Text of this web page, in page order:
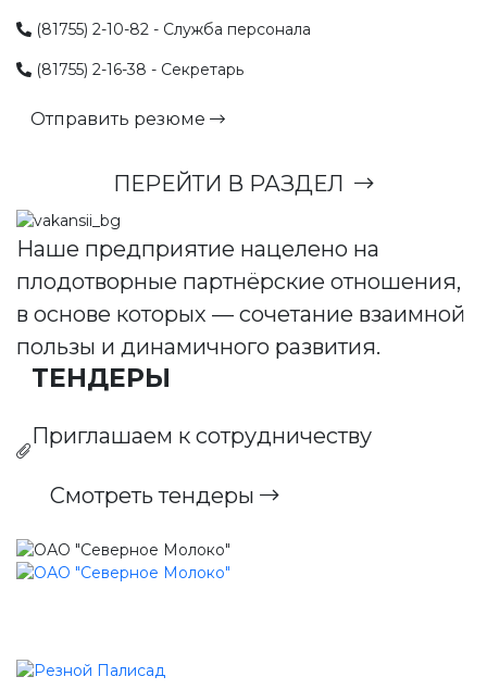
(81755) 2-10-82 - Служба персонала
(81755) 2-16-38 - Секретарь
Отправить резюме
ПЕРЕЙТИ В РАЗДЕЛ
Наше предприятие нацелено на
плодотворные партнёрские отношения,
в основе которых — сочетание взаимной
пользы и динамичного развития.
ТЕНДЕРЫ
Приглашаем к сотрудничеству
Смотреть тендеры